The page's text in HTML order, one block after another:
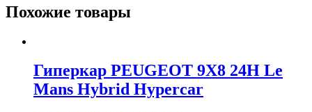
Похожие товары
Гиперкар PEUGEOT 9X8 24H Le
Mans Hybrid Hypercar